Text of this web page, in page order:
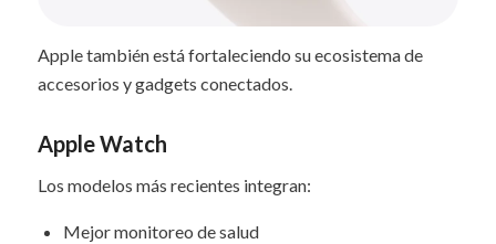
Apple también está fortaleciendo su ecosistema de
accesorios y gadgets conectados.
Apple Watch
Los modelos más recientes integran:
Mejor monitoreo de salud